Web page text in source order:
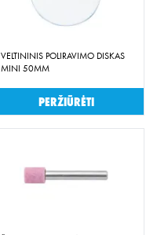
VELTININIS POLIRAVIMO DISKAS
MINI 50MM
Peržiūrėti